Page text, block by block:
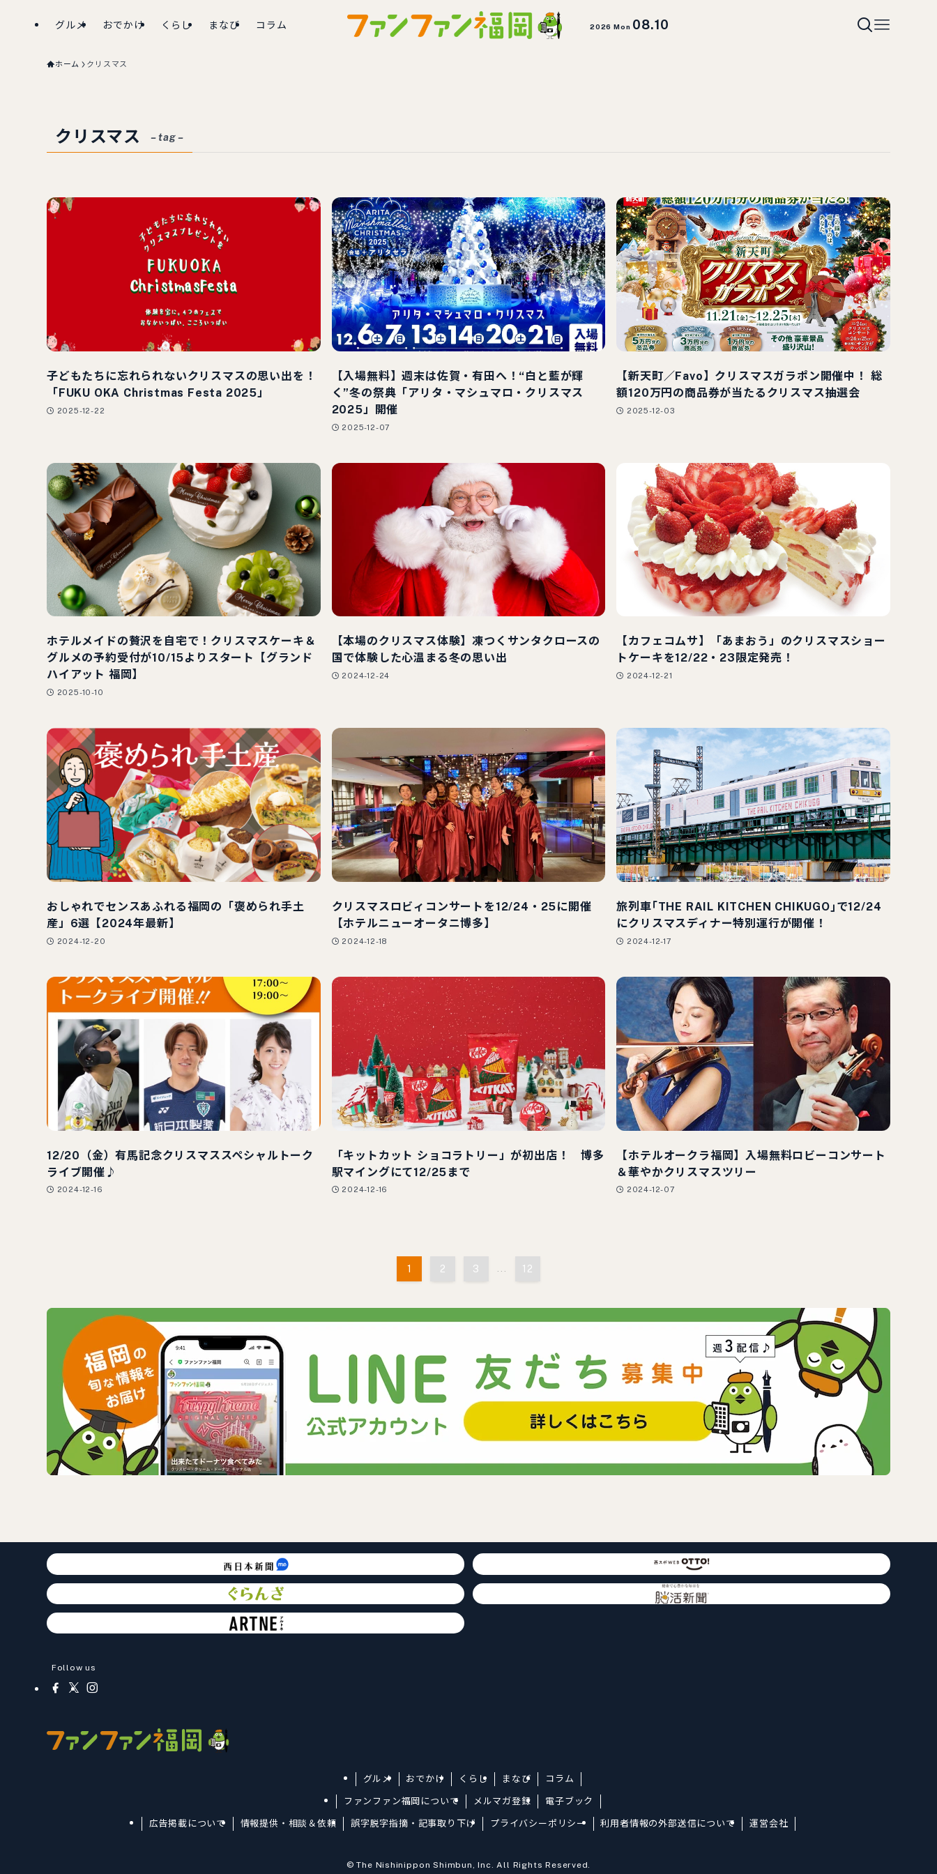
グルメ おでかけ くらし まなび コラム 2026 Mon 08.10
ホーム クリスマス
クリスマス – tag –
子どもたちに忘れられないクリスマスの思い出を！
「FUKU OKA Christmas Festa 2025」
2025-12-22
【入場無料】週末は佐賀・有田へ！“白と藍が輝
く”冬の祭典「アリタ・マシュマロ・クリスマス
2025」開催
2025-12-07
【新天町／Favo】クリスマスガラポン開催中！ 総
額120万円の商品券が当たるクリスマス抽選会
2025-12-03
ホテルメイドの贅沢を自宅で！クリスマスケーキ＆
グルメの予約受付が10/15よりスタート【グランド
ハイアット 福岡】
2025-10-10
【本場のクリスマス体験】凍つくサンタクロースの
国で体験した心温まる冬の思い出
2024-12-24
【カフェコムサ】「あまおう」のクリスマスショー
トケーキを12/22・23限定発売！
2024-12-21
おしゃれでセンスあふれる福岡の「褒められ手土
産」6選【2024年最新】
2024-12-20
クリスマスロビィコンサートを12/24・25に開催
【ホテルニューオータニ博多】
2024-12-18
旅列車｢THE RAIL KITCHEN CHIKUGO｣で12/24
にクリスマスディナー特別運行が開催！
2024-12-17
12/20（金）有馬記念クリスマススペシャルトーク
ライブ開催♪
2024-12-16
「キットカット ショコラトリー」が初出店！ 博多
駅マイングにて12/25まで
2024-12-16
【ホテルオークラ福岡】入場無料ロビーコンサート
＆華やかクリスマスツリー
2024-12-07
1 2 3 ... 12
Follow us
グルメ おでかけ くらし まなび コラム
ファンファン福岡について メルマガ登録 電子ブック
広告掲載について 情報提供・相談＆依頼 誤字脱字指摘・記事取り下げ プライバシーポリシー 利用者情報の外部送信について 運営会社
© The Nishinippon Shimbun, Inc. All Rights Reserved.